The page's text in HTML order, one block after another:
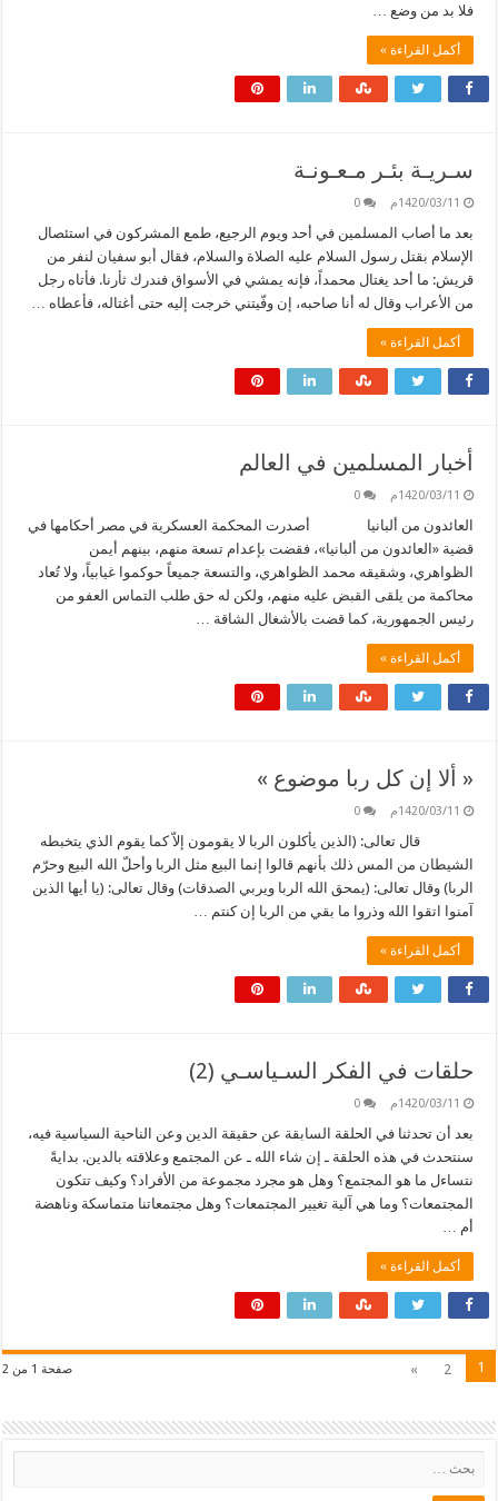
فلا بد من وضع …
أكمل القراءة »
سـريـة بئـر مـعـونـة
1420/03/11م 0
بعد ما أصاب المسلمين في أحد ويوم الرجيع، طمع المشركون في استئصال
الإسلام بقتل رسول السلام عليه الصلاة والسلام، فقال أبو سفيان لنفر من
قريش: ما أحد يغتال محمداً، فإنه يمشي في الأسواق فندرك ثأرنا. فأتاه رجل
من الأعراب وقال له أنا صاحبه، إن وفّيتني خرجت إليه حتى أغتاله، فأعطاه …
أكمل القراءة »
أخبار المسلمين في العالم
1420/03/11م 0
العائدون من ألبانيا أصدرت المحكمة العسكرية في مصر أحكامها في
قضية «العائدون من ألبانيا»، فقضت بإعدام تسعة منهم، بينهم أيمن
الظواهري، وشقيقه محمد الظواهري، والتسعة جميعاً حوكموا غيابياً، ولا تُعاد
محاكمة من يلقى القبض عليه منهم، ولكن له حق طلب التماس العفو من
رئيس الجمهورية، كما قضت بالأشغال الشاقة …
أكمل القراءة »
« ألا إن كل ربا موضوع »
1420/03/11م 0
قال تعالى: (الذين يأكلون الربا لا يقومون إلاّ كما يقوم الذي يتخبطه
الشيطان من المس ذلك بأنهم قالوا إنما البيع مثل الربا وأحلّ الله البيع وحرّم
الربا) وقال تعالى: (يمحق الله الربا ويربي الصدقات) وقال تعالى: (يا أيها الذين
آمنوا اتقوا الله وذروا ما بقي من الربا إن كنتم …
أكمل القراءة »
حلقات في الفكر السـياسـي (2)
1420/03/11م 0
بعد أن تحدثنا في الحلقة السابقة عن حقيقة الدين وعن الناحية السياسية فيه،
سنتحدث في هذه الحلقة ـ إن شاء الله ـ عن المجتمع وعلاقته بالدين. بدايةً
نتساءل ما هو المجتمع؟ وهل هو مجرد مجموعة من الأفراد؟ وكيف تتكون
المجتمعات؟ وما هي آلية تغيير المجتمعات؟ وهل مجتمعاتنا متماسكة وناهضة
أم …
أكمل القراءة »
صفحة 1 من 2 1
2
»